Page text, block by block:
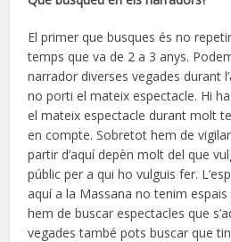
El primer que busques és no
temps que va de 2 a 3 anys.
narrador diverses vegades durant
no porti el mateix espectacle. Hi
el mateix espectacle durant molt
en compte. Sobretot hem de
partir d’aquí depèn molt del que
públic per a qui ho vulguis fer.
aquí a la Massana no tenim
hem de buscar espectacles que
vegades també pots buscar que